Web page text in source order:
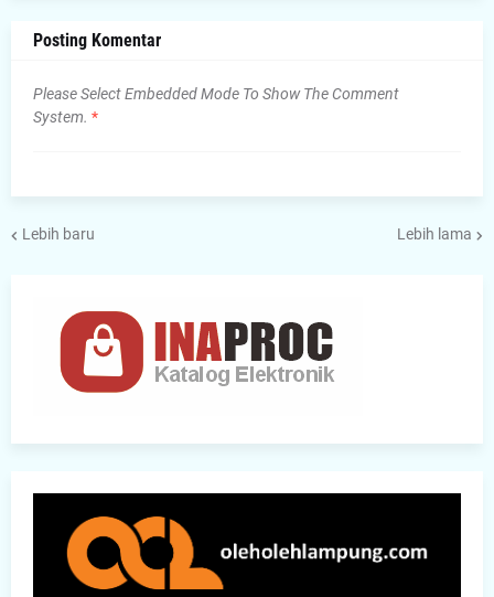
Posting Komentar
Please Select Embedded Mode To Show The Comment
System. *
Lebih baru Lebih lama